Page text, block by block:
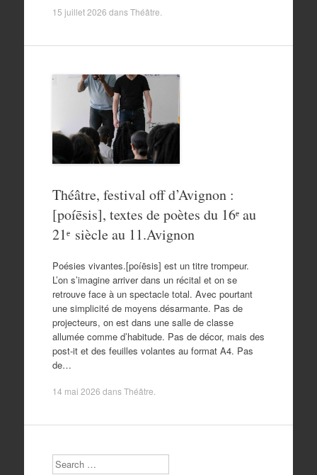
15 juillet 2026 dansThéâtre
Théâtre, festival off d’Avignon :
[poíēsis], textes de poètes du 16ᵉ au
21ᵉ siècle au 11.Avignon
Poésies vivantes.[poíēsis] est un titre trompeur.
L’on s’imagine arriver dans un récital et on se
retrouve face à un spectacle total. Avec pourtant
une simplicité de moyens désarmante. Pas de
projecteurs, on est dans une salle de classe
allumée comme d’habitude. Pas de décor, mais des
post-it et des feuilles volantes au format A4. Pas
de…
14 mai 2026 dansThéâtre
Search